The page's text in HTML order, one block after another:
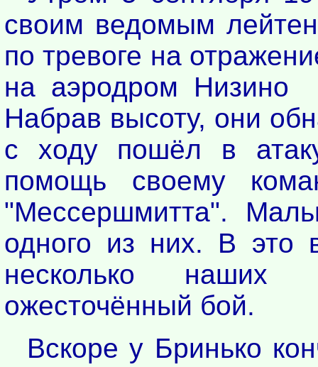
своим ведомым
по тревоге на
на аэродром Низино
Набрав высоту, они
с ходу пошёл в
помощь своему
"Мессершмитта".
одного из них. В это
несколько наших
ожесточённый бой.
Вскоре у Бринько